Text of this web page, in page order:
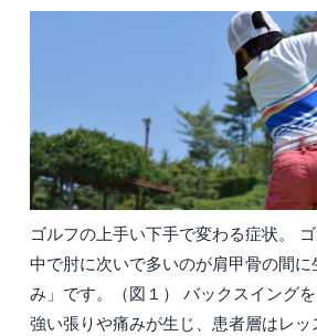
ゴルフの上手い下手で変わる症状。
中で肘に次いで多いのが肩甲骨の間
み」です。（図１） バックスイング
強い張りや痛みが生じ、患者層はレ